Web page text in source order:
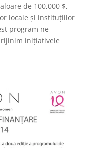
de 100,000 $,
locale și instituțiilor
program ne
inițiativele